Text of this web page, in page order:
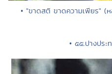
• "ขาดสติ ขาดความเพียร"
• ๕๕.ปางปร